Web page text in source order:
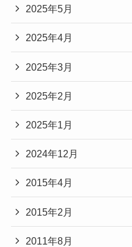
2025年5月
2025年4月
2025年3月
2025年2月
2025年1月
2024年12月
2015年4月
2015年2月
2011年8月